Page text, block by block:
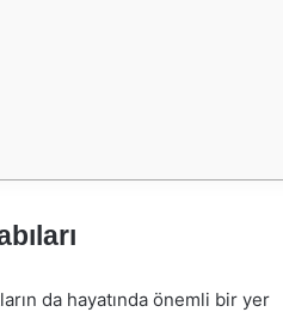
da hayatında önemli bir yer